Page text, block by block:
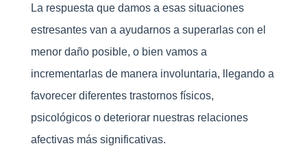
La respuesta que damos a esas situaciones
estresantes van a ayudarnos a superarlas con el
menor daño posible, o bien vamos a
incrementarlas de manera involuntaria, llegando a
favorecer diferentes trastornos físicos,
psicológicos o deteriorar nuestras relaciones
afectivas más significativas.